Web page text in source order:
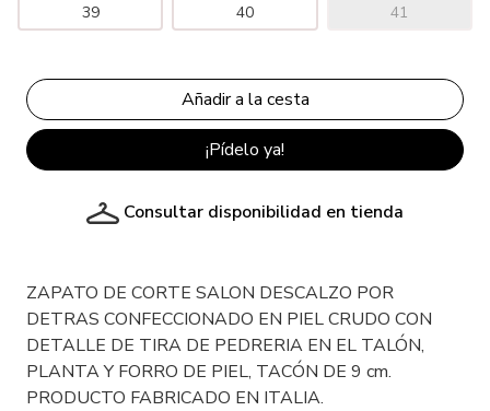
39 40 41
¡Pídelo ya!
Consultar disponibilidad en tienda
ZAPATO DE CORTE SALON DESCALZO POR
DETRAS CONFECCIONADO EN PIEL CRUDO CON
DETALLE DE TIRA DE PEDRERIA EN EL TALÓN,
PLANTA Y FORRO DE PIEL, TACÓN DE 9 cm.
PRODUCTO FABRICADO EN ITALIA.